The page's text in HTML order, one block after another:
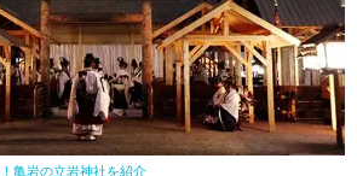
亀岩の立岩神社を紹介